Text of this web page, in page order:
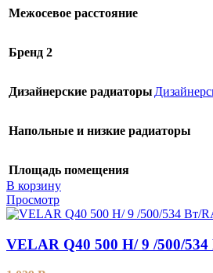
Межосевое расстояние
Бренд 2
Дизайнерские радиаторы
Напольные и низкие радиаторы
Площадь помещения
В корзину
Просмотр
VELAR Q40 500 H/ 9 /500/534